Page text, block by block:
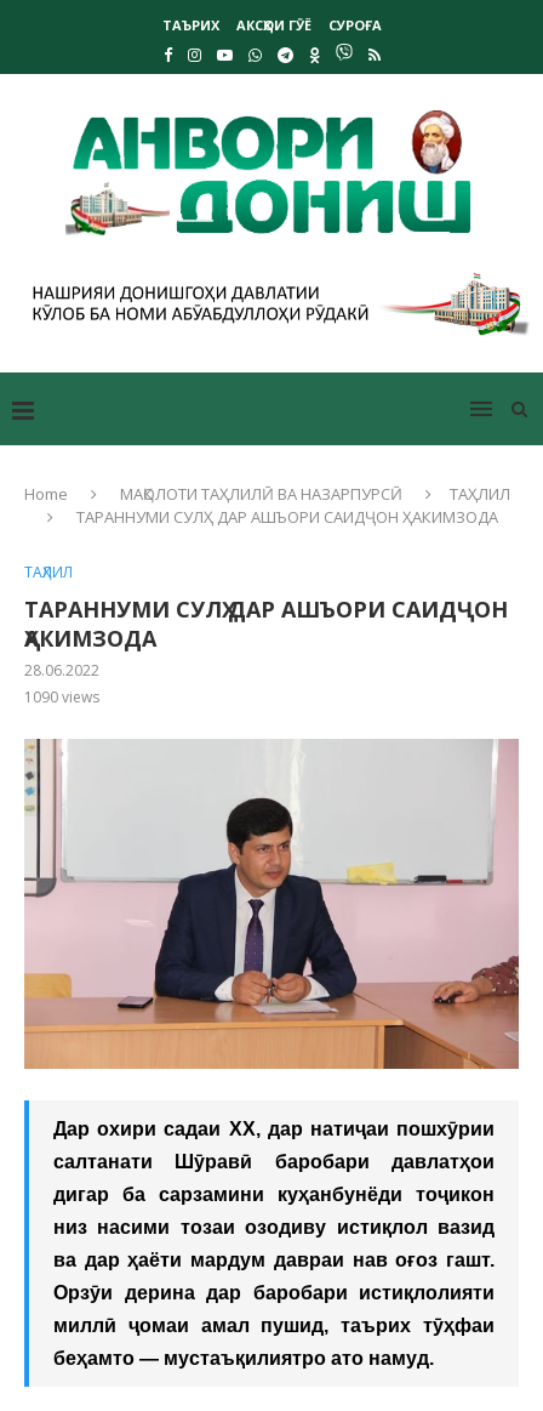
ТАЪРИХ АКСҲОИ ГӮЁ СУРОҒА
Home МАҚОЛОТИ ТАҲЛИЛӢ ВА НАЗАРПУРСӢ
ТАҲЛИЛ
ТАРАННУМИ СУЛҲ ДАР АШЪОРИ САИДҶОН ҲАКИМЗОДА
ТАҲЛИЛ
ТАРАННУМИ СУЛҲ ДАР АШЪОРИ САИДҶОН
ҲАКИМЗОДА
28.06.2022
1090views
Дар охири садаи XX, дар натиҷаи пошхӯрии
салтанати Шӯравӣ баробари давлатҳои
дигар ба сарзамини куҳанбунёди тоҷикон
низ насими тозаи озодиву истиқлол вазид
ва дар ҳаёти мардум давраи нав оғоз гашт.
Орзӯи дерина дар баробари истиқлолияти
миллӣ ҷомаи амал пушид, таърих тӯҳфаи
беҳамто — мустаъқилиятро ато намуд.